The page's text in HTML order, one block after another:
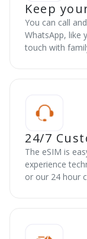
Keep
You can call
WhatsApp, like
touch with
24/7
The eSIM is
experience
or our 24 hour